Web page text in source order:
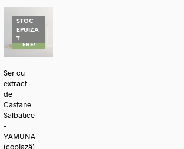
STOC
EPUIZA
TREDUC
ERE!
Ser cu
extract
de
Castane
Salbatice
–
YAMUNA
(copiază)